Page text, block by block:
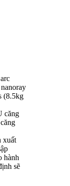
(8.5kg
căng
xuất
hành
sẽ